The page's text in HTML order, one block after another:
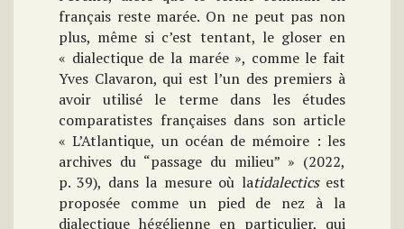
français reste marée. On ne peut pas non
plus, même si c’est tentant, le gloser en
« dialectique de la marée », comme le fait
Yves Clavaron, qui est l’un des premiers à
avoir utilisé le terme dans les études
comparatistes françaises dans son article
« L’Atlantique, un océan de mémoire : les
archives du “passage du milieu” » (2022,
p. 39), dans la mesure où latidalecticsest
proposée comme un pied de nez à la
dialectique hégélienne en particulier, qui